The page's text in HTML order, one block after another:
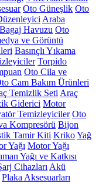
Oto Güneşlik Oto
Araba
Bagaj Havuzu Oto
ve Görüntü
Basınçlı Yıkama
Torpido
Oto Cila ve
Cam Bakım Ürünleri
Temizlik Seti Araç
Giderici Motor
Temizleyiciler Oto
Kompresörü Bijon
Tamir Kiti KrikoYağ
Yağı Motor Yağı
Yağı ve Katkısı
Cihazları Akü
Plaka Aksesuarları